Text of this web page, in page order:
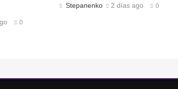
0
Stepanenko 2 días ago 0